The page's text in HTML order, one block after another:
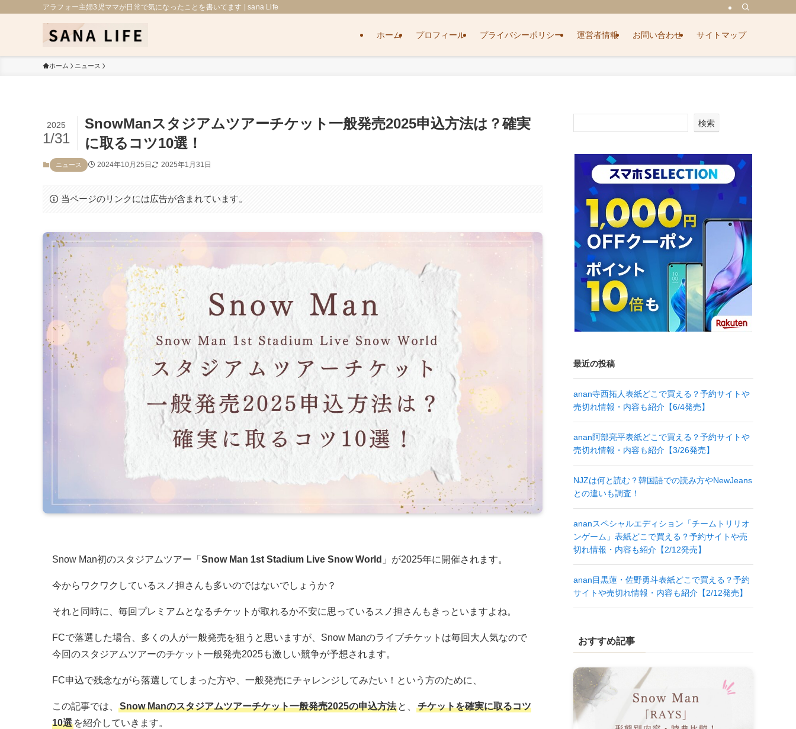
アラフォー主婦3児ママが日常で気になったことを書いてます | sana Life
ホーム プロフィール プライバシーポリシー 運営者情報 お問い合わせ サイトマップ
ホーム ニュース
SnowManスタジアムツアーチケット一般発売2025申込方法は？確実
に取るコツ10選！
2025
1/31
ニュース 2024年10月25日 2025年1月31日
当ページのリンクには広告が含まれています。
Snow Man初のスタジアムツアー「 Snow Man 1st Stadium Live Snow World 」が2025年に開催されます。
今からワクワクしているスノ担さんも多いのではないでしょうか？
それと同時に、毎回プレミアムとなるチケットが取れるか不安に思っているスノ担さんもきっといますよね。
FCで落選した場合、多くの人が一般発売を狙うと思いますが、Snow Manのライブチケットは毎回大人気なので
今回のスタジアムツアーのチケット一般発売2025も激しい競争が予想されます。
FC申込で残念ながら落選してしまった方や、一般発売にチャレンジしてみたい！という方のために、
この記事では、 Snow Manのスタジアムツアーチケット一般発売2025の申込方法 と、
チケットを確実に取るコツ
10選 を紹介していきます。
検索
最近の投稿
anan寺西拓人表紙どこで買える？予約サイトや
売切れ情報・内容も紹介【6/4発売】
anan阿部亮平表紙どこで買える？予約サイトや
売切れ情報・内容も紹介【3/26発売】
NJZは何と読む？韓国語での読み方やNewJeans
との違いも調査！
ananスペシャルエディション「チームトリリオ
ンゲーム」表紙どこで買える？予約サイトや売
切れ情報・内容も紹介【2/12発売】
anan目黒蓮・佐野勇斗表紙どこで買える？予約
サイトや売切れ情報・内容も紹介【2/12発売】
おすすめ記事